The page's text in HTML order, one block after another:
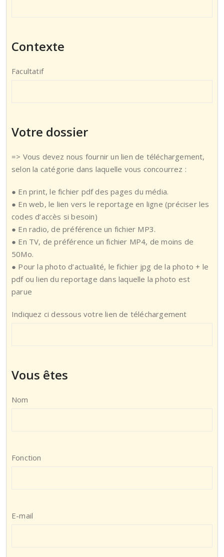
Contexte
Facultatif
Votre dossier
=> Vous devez nous fournir un lien de téléchargement,
selon la catégorie dans laquelle vous concourrez :
● En print, le fichier pdf des pages du média.
● En web, le lien vers le reportage en ligne (préciser les
codes d’accès si besoin)
● En radio, de préférence un fichier MP3.
● En TV, de préférence un fichier MP4, de moins de
50Mo.
● Pour la photo d’actualité, le fichier jpg de la photo + le
pdf ou lien du reportage dans laquelle la photo est
parue
Indiquez ci dessous votre lien de téléchargement
Vous êtes
Nom
Fonction
E-mail